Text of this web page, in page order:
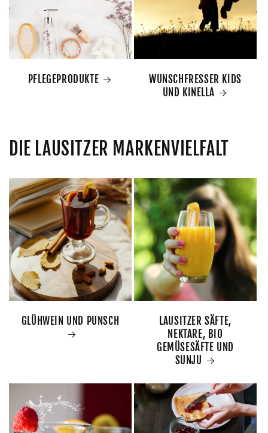
PFLEGEPRODUKTE
WUNSCHFRESSER KIDS
UND KINELLA
DIE LAUSITZER MARKENVIELFALT
GLÜHWEIN UND PUNSCH
LAUSITZER SÄFTE,
NEKTARE, BIO
GEMÜSESÄFTE UND
SUNJU